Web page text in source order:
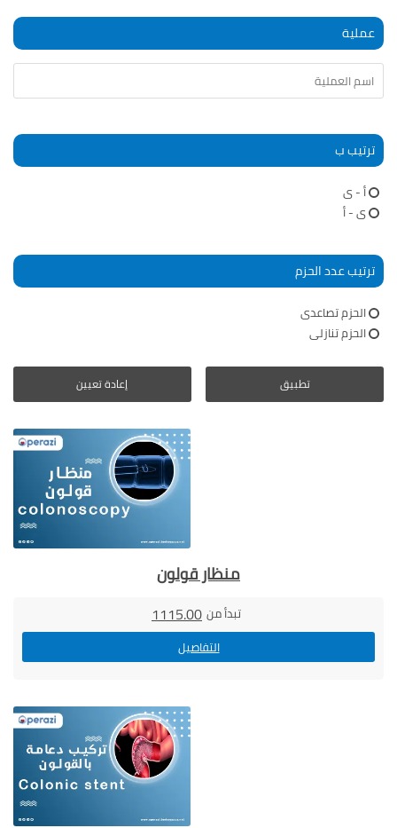
عملية
ترتيب ب
أ - ى
ى - أ
ترتيب عدد الحزم
الحزم تصاعدى
الحزم تنازلى
إعادة تعيين تطبيق
منظار قولون
تبدأ من 1115.00
التفاصيل